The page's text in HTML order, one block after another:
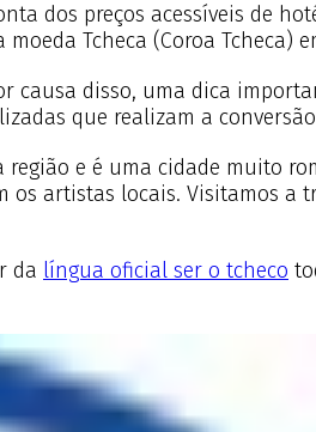
dos preços acessíveis de
Tcheca (Coroa Tcheca)
causa disso, uma dica
que realizam a
e é uma cidade muito
artistas locais. Visitamos a
da língua oficial ser o tcheco